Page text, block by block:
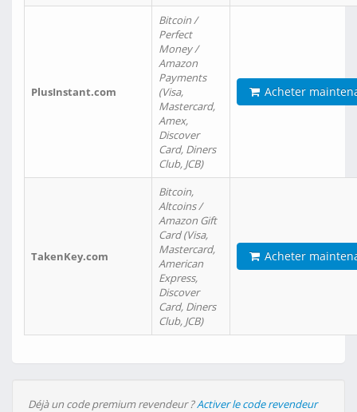
PlusInstant.com
Bitcoin /
Perfect
Money /
Amazon
Payments
(Visa,
Mastercard,
Amex,
Discover
Card, Diners
Club, JCB)
Acheter
TakenKey.com
Bitcoin,
Altcoins /
Amazon Gift
Card (Visa,
Mastercard,
American
Express,
Discover
Card, Diners
Club, JCB)
Acheter
Déjà un code premium revendeur ?Activer le code revendeur